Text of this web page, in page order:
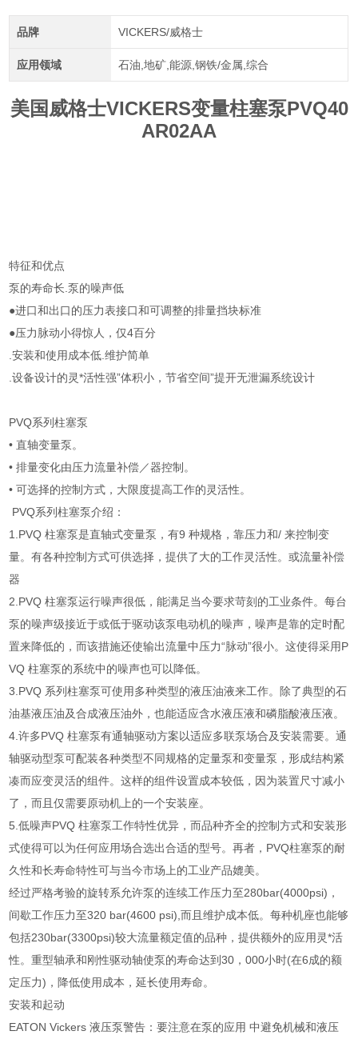
品牌 VICKERS/威格士
应用领域 石油,地矿,能源,钢铁/金属,综合
美国威格士VICKERS变量柱塞泵PVQ40
AR02AA
特征和优点
泵的寿命长.泵的噪声低
●进口和出口的压力表接口和可调整的排量挡块标准
●压力脉动小得惊人，仅4百分
.安装和使用成本低.维护简单
.设备设计的灵*活性强”体积小，节省空间”提开无泄漏系统设计
PVQ系列柱塞泵
• 直轴变量泵。
• 排量变化由压力流量补偿／器控制。
• 可选择的控制方式，大限度提高工作的灵活性。
PVQ系列柱塞泵介绍：
1.PVQ 柱塞泵是直轴式变量泵，有9 种规格，靠压力和/ 来控制变
量。有各种控制方式可供选择，提供了大的工作灵活性。或流量补偿
器
2.PVQ 柱塞泵运行噪声很低，能满足当今要求苛刻的工业条件。每台
泵的噪声级接近于或低于驱动该泵电动机的噪声，噪声是靠的定时配
置来降低的，而该措施还使输出流量中压力“脉动”很小。这使得采用P
VQ 柱塞泵的系统中的噪声也可以降低。
3.PVQ 系列柱塞泵可使用多种类型的液压油液来工作。除了典型的石
油基液压油及合成液压油外，也能适应含水液压液和磷脂酸液压液。
4.许多PVQ 柱塞泵有通轴驱动方案以适应多联泵场合及安装需要。通
轴驱动型泵可配装各种类型不同规格的定量泵和变量泵，形成结构紧
凑而应变灵活的组件。这样的组件设置成本较低，因为装置尺寸减小
了，而且仅需要原动机上的一个安装座。
5.低噪声PVQ 柱塞泵工作特性优异，而品种齐全的控制方式和安装形
式使得可以为任何应用场合选出合适的型号。再者，PVQ柱塞泵的耐
久性和长寿命特性可与当今市场上的工业产品媲美。
经过严格考验的旋转系允许泵的连续工作压力至280bar(4000psi)，
间歇工作压力至320 bar(4600 psi),而且维护成本低。每种机座也能够
包括230bar(3300psi)较大流量额定值的品种，提供额外的应用灵*活
性。重型轴承和刚性驱动轴使泵的寿命达到30，000小时(在6成的额
定压力)，降低使用成本，延长使用寿命。
安装和起动
EATON Vickers 液压泵警告：要注意在泵的应用 中避免机械和液压